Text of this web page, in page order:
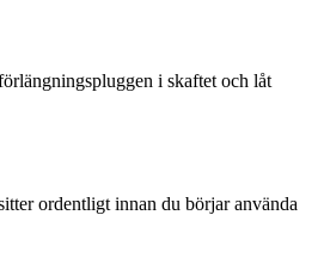
i skaftet och låt
ordentligt innan du börjar använda